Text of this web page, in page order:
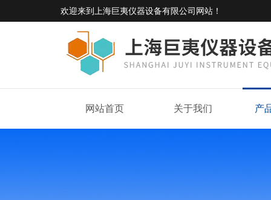
欢迎来到 上海巨夷仪器设备有限公司网站 ！
网站首页 关于我们 产